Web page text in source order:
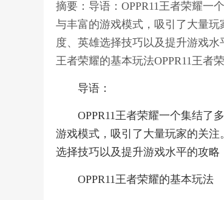
摘要：导语：OPPR11王者荣耀一
与丰富的游戏模式，吸引了大量玩
度、英雄选择技巧以及提升游戏
王者荣耀的基本玩法OPPR11王者
导语：
OPPR11王者荣耀一个集结了
游戏模式，吸引了大量玩家的关注
选择技巧以及提升游戏水平的攻略
OPPR11王者荣耀的基本玩法